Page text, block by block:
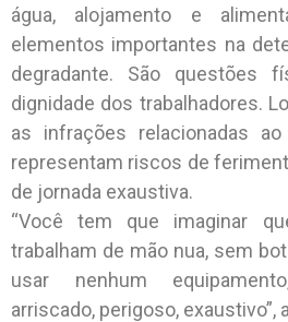
água, alojamento e
elementos importantes na
degradante. São questões
dignidade dos trabalhadores.
as infrações relacionadas
representam riscos de
de jornada exaustiva.
“Você tem que imaginar
trabalham de mão nua, sem
usar nenhum
arriscado, perigoso, exaustivo”,